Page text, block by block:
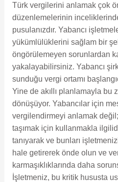
Türk vergilerini anlamak çok
düzenlemelerinin
pusulanızdır. Yabancı
yükümlülüklerini sağlam bir
öngörülemeyen sorunlardan
yakalayabilirsiniz. Yabancı
sunduğu vergi ortamı
Yine de akıllı planlamayla bu
dönüşüyor. Yabancılar için
vergilendirmeyi anlamak
taşımak için kullanmakla
tanıyarak ve bunları
hale getirerek önde olun ve
karmaşıklıklarında daha
İşletmeniz, bu kritik hususta